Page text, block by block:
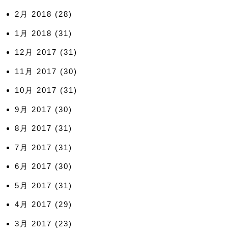
2月 2018 (28)
1月 2018 (31)
12月 2017 (31)
11月 2017 (30)
10月 2017 (31)
9月 2017 (30)
8月 2017 (31)
7月 2017 (31)
6月 2017 (30)
5月 2017 (31)
4月 2017 (29)
3月 2017 (23)